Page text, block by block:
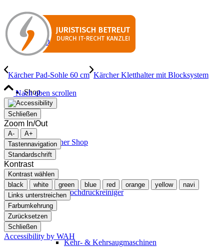
Druckluft
Shop
Kärcher Shop
Hochdruckreiniger
Kehr- & Kehrsaugmaschinen
Kärcher Pad-Sohle 60 cm Kärcher Kletthalter mit Blocksystem
Nach oben scrollen
Schließen
Zoom In/Out
A-
A+
Tastennavigation
Standardschrift
Kontrast
Kontrast wählen
black
white green blue red orange yellow
navi
Links unterstreichen
Farbumkehrung
Zurücksetzen
Schließen
Accessibility by WAH